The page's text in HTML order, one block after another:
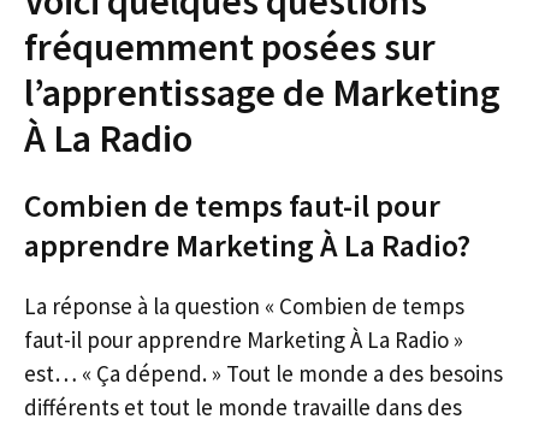
fréquemment posées sur
l’apprentissage de Marketing
À La Radio
Combien de temps faut-il pour
apprendre Marketing À La Radio?
La réponse à la question « Combien de temps
faut-il pour apprendre Marketing À La Radio »
est… « Ça dépend. » Tout le monde a des besoins
différents et tout le monde travaille dans des